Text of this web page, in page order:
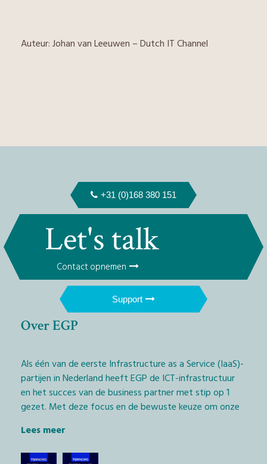
Auteur: Johan van Leeuwen – Dutch IT Channel
+31 (0)168 380 151
Let's talk
Contact opnemen
Support
Over EGP
Als één van de eerste Infrastructure as a Service (IaaS)-
partijen in Nederland heeft EGP de ICT-infrastructuur
en het succes van de business partner met stip op 1
gezet. Met deze focus en de bewuste keuze om onze
geven wij Managed Service Providers (MSP’s) en
softwarebedrijven (ISV’s) de kans daadwerkelijk het
Lees meer